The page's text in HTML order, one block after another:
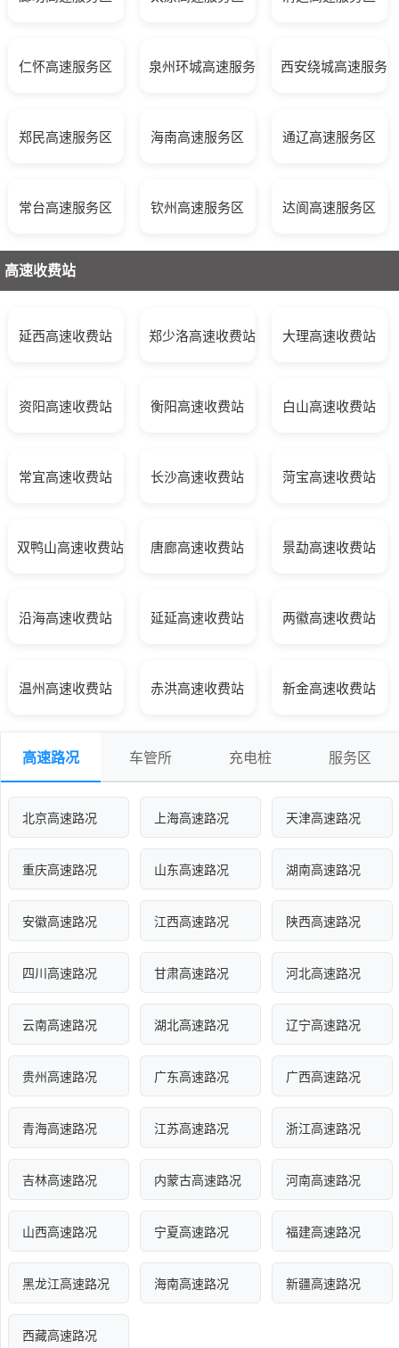
仁怀高速服务区 泉州环城高速服务区 西安绕城高速服务
郑民高速服务区 海南高速服务区 通辽高速服务区
常台高速服务区 钦州高速服务区 达阆高速服务区
高速收费站
延西高速收费站 郑少洛高速收费站 大理高速收费站
资阳高速收费站 衡阳高速收费站 白山高速收费站
常宜高速收费站 长沙高速收费站 菏宝高速收费站
双鸭山高速收费站 唐廊高速收费站 景勐高速收费站
沿海高速收费站 延延高速收费站 两徽高速收费站
温州高速收费站 赤洪高速收费站 新金高速收费站
高速路况 车管所 充电桩 服务区
北京高速路况 上海高速路况 天津高速路况
重庆高速路况 山东高速路况 湖南高速路况
安徽高速路况 江西高速路况 陕西高速路况
四川高速路况 甘肃高速路况 河北高速路况
云南高速路况 湖北高速路况 辽宁高速路况
贵州高速路况 广东高速路况 广西高速路况
青海高速路况 江苏高速路况 浙江高速路况
吉林高速路况 内蒙古高速路况 河南高速路况
山西高速路况 宁夏高速路况 福建高速路况
黑龙江高速路况 海南高速路况 新疆高速路况
西藏高速路况